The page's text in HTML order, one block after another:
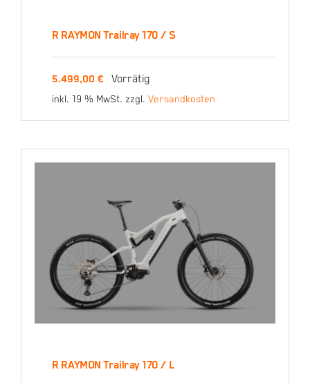
S
5.499,00€
R RAYMON Trailray 170 / S
5.499,00€ Vorrätig
inkl. 19 % MwSt. zzgl.Versandkosten
R RAYMON Trailray 170 / L